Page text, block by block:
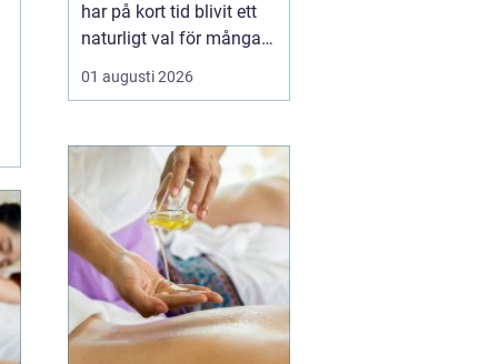
har på kort tid blivit ett
naturligt val för många
som vill arbeta med
personlig utveckling
fysisk mottagning.
Genom säkra
videosamtal kan klient
och terapeut mötas
oavsett var i l...
01 augusti 2026